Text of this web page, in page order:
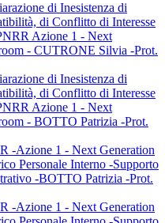
di Inesistenza di
di Conflitto di Interesse
Azione 1 - Next
- CUTRONE Silvia -Prot.
di Inesistenza di
di Conflitto di Interesse
Azione 1 - Next
- BOTTO Patrizia -Prot.
-Azione 1 - Next Generation
Personale Interno -Supporto
-BOTTO Patrizia -Prot.
-Azione 1 - Next Generation